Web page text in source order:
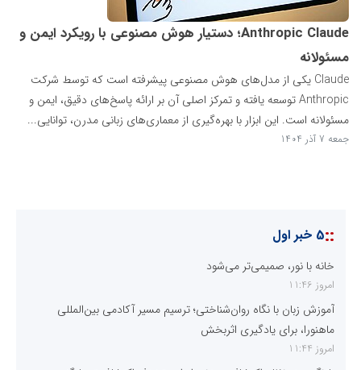
Anthropic Claude؛ دستیار هوش مصنوعی با رویکرد ایمن و
مسئولانه
Claude یکی از مدل‌های هوش مصنوعی پیشرفته است که توسط شرکت
Anthropic توسعه یافته و تمرکز اصلی آن بر ارائه پاسخ‌های دقیق، ایمن و
مسئولانه است. این ابزار با بهره‌گیری از معماری‌های زبانی مدرن، توانایی...
جمعه 7 آذر 1404
::5 خبر اول
خانه با نور، صمیمی‌تر می‌شود
امروز 11:46
آموزش زبان با نگاه روان‌شناختی؛ ترسیم مسیر آکادمی بین‌المللی
ماهنورا، برای یادگیری اثربخش
امروز 11:44